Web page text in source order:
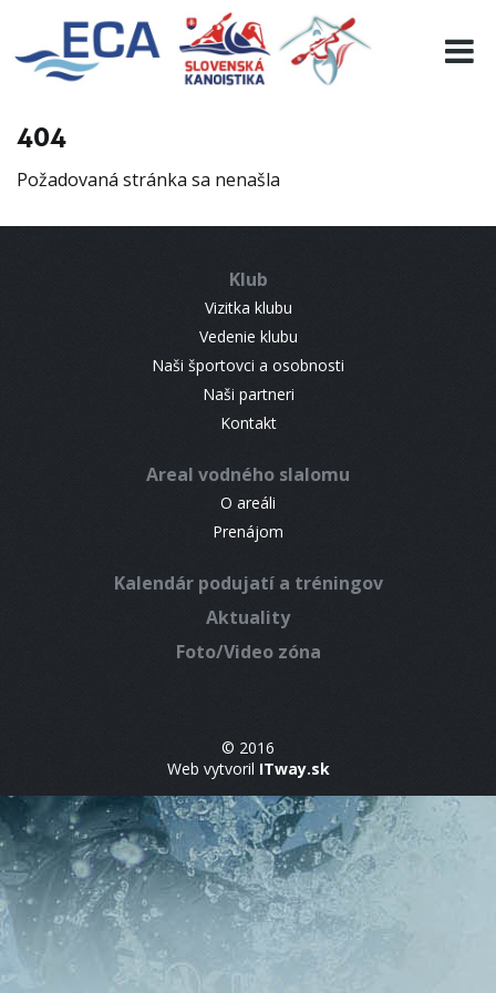
404
Požadovaná stránka sa nenašla
Klub
Vizitka klubu
Vedenie klubu
Naši športovci a osobnosti
Naši partneri
Kontakt
Areal vodného slalomu
O areáli
Prenájom
Kalendár podujatí a tréningov
Aktuality
Foto/Video zóna
© 2016
Web vytvoril ITway.sk
EURO 19
INFO
RESULTS
CONTACT